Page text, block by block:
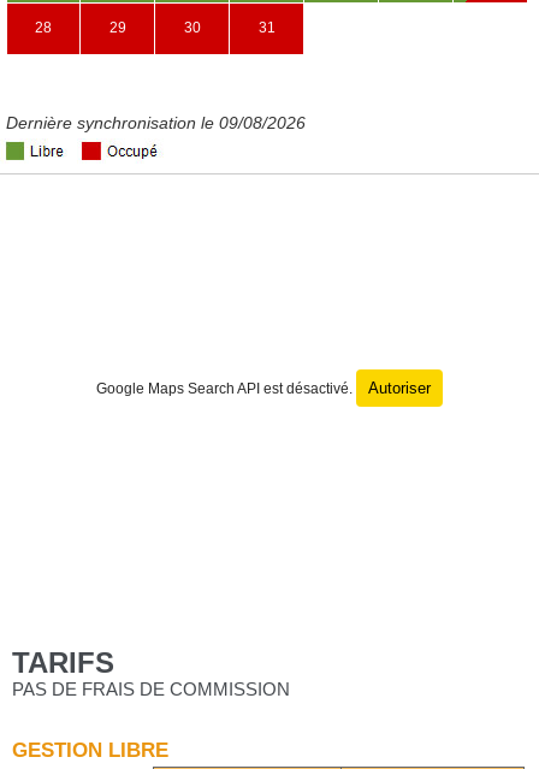
28 29 30 31
Dernière synchronisation le 09/08/2026
Google Maps Search API est désactivé. Autoriser
TARIFS
PAS DE FRAIS DE COMMISSION
GESTION LIBRE